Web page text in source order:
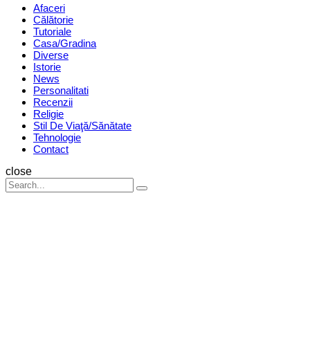
Menu Afaceri
Călătorie
Tutoriale
Casa/Gradina
Diverse
Istorie
News
Personalitati
Recenzii
Religie
Stil De Viaţă/Sănătate
Tehnologie
Contact
Search
close
Search
for:
Search